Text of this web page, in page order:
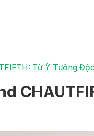
Từ Ý Tưởng